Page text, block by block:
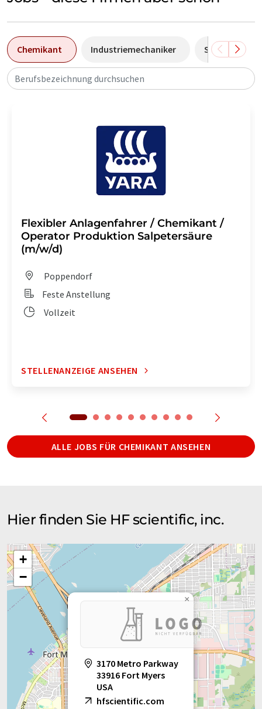
Chemikant Industriemechaniker Sales
Berufsbezeichnung durchsuchen
Flexibler Anlagenfahrer / Chemikant /
Operator Produktion Salpetersäure
(m/w/d)
Poppendorf
Feste Anstellung
Vollzeit
STELLENANZEIGE ANSEHEN
ALLE JOBS FÜR CHEMIKANT ANSEHEN
Hier finden Sie HF scientific, inc.
3170 Metro Parkway
33916 Fort Myers
USA
hfscientific.com
×
+
−